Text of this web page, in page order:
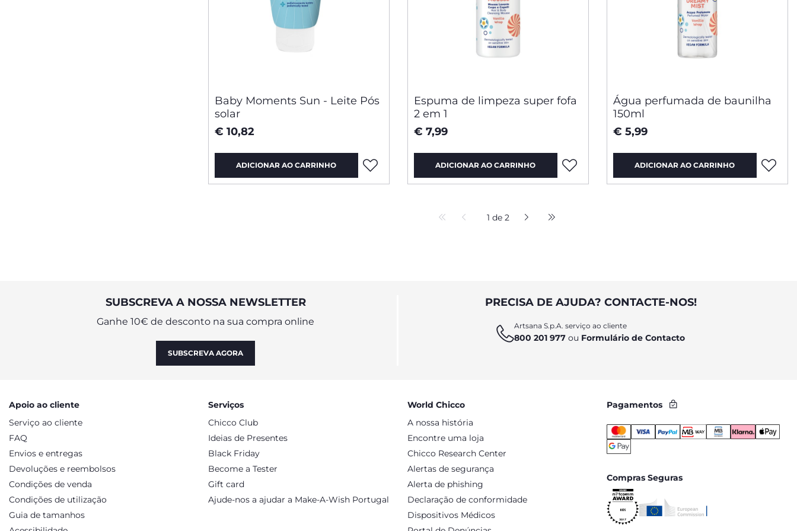
Baby Moments Sun - Leite Pós
solar
€ 10,82
ADICIONAR AO CARRINHO
Espuma de limpeza super fofa
2 em 1
€ 7,99
ADICIONAR AO CARRINHO
Água perfumada de baunilha
150ml
€ 5,99
ADICIONAR AO CARRINHO
1 de 2
SUBSCREVA A NOSSA NEWSLETTER
Ganhe 10€ de desconto na sua compra online
SUBSCREVA AGORA
PRECISA DE AJUDA? CONTACTE-NOS!
Artsana S.p.A. serviço ao cliente
800 201 977ou Formulário de Contacto
Apoio ao cliente
Serviço ao cliente
FAQ
Envios e entregas
Devoluções e reembolsos
Condições de venda
Condições de utilização
Guia de tamanhos
Serviços
Chicco Club
Ideias de Presentes
Black Friday
Become a Tester
Gift card
Ajude-nos a ajudar a Make-A-Wish Portugal
World Chicco
A nossa história
Encontre uma loja
Chicco Research Center
Alertas de segurança
Alerta de phishing
Declaração de conformidade
Dispositivos Médicos
Pagamentos
Compras Seguras